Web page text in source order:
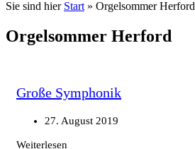
Sie sind hier Start » Orgelsommer Herford
Orgelsommer Herford
Große Symphonik
27. August 2019
Weiterlesen